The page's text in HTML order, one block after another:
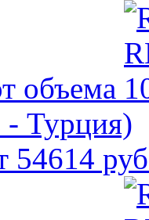
объема
- Турция)
54614